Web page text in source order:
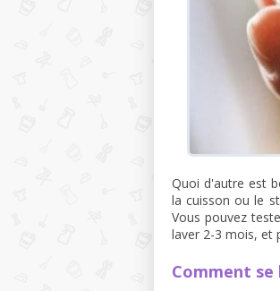
Quoi d'autre est
la cuisson ou le
Vous pouvez
laver 2-3 mois, et
Comment se